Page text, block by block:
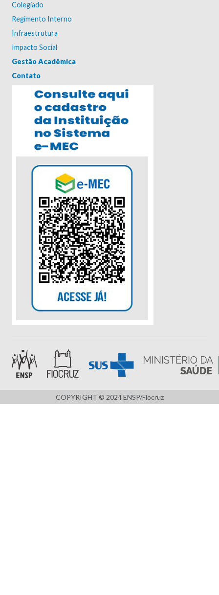
Colegiado
Regimento Interno
Infraestrutura
Impacto Social
Gestão Acadêmica
Contato
COPYRIGHT © 2024 ENSP/Fiocruz